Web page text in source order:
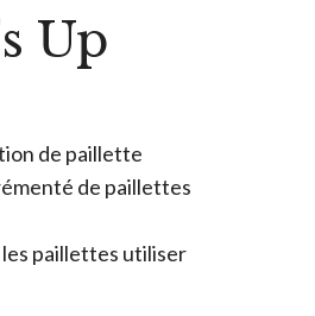
Up
de paillette
de paillettes
paillettes utiliser